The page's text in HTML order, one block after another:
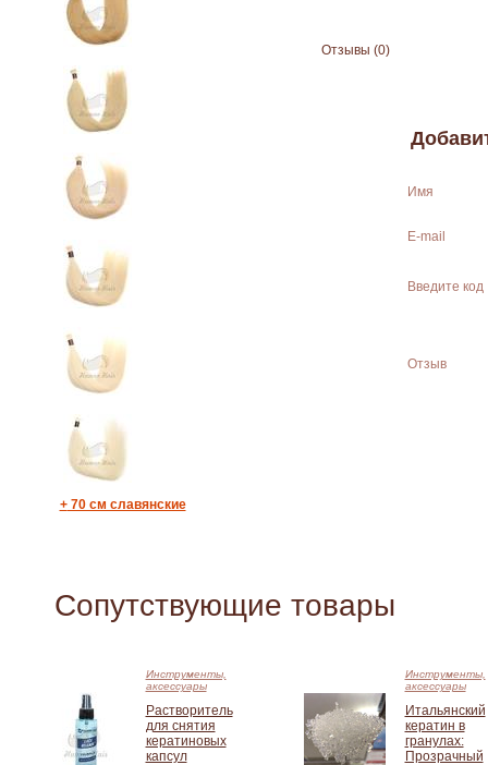
+70 см славянские
Отзывы (0)
Имя
E-mail
Введите код
Отзыв
Сопутствующие товары
Инструменты,
аксессуары
Растворитель
для снятия
кератиновых
капсул
Инструменты,
аксессуары
Итальянский
кератин в
гранулах:
Прозрачный